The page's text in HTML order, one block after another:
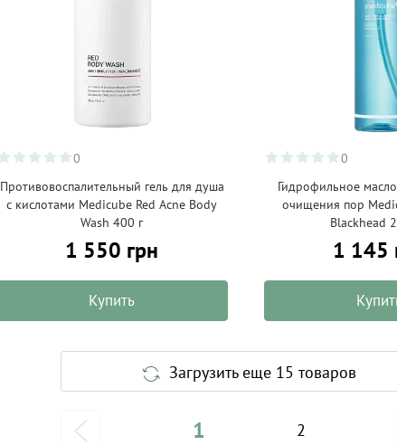
0
Противовоспалительный гель для душа
с кислотами Medicube Red Acne Body
Wash 400 г
1 550 грн
Купить
0
Гидрофильное
очищения пор
Blackhead
1 145
Загрузить еще 15 товаров
1 2